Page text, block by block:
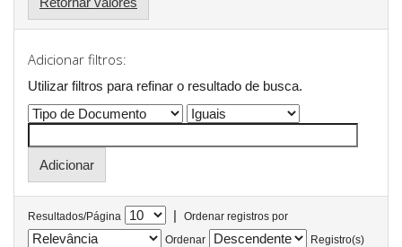
Adicionar filtros:
Utilizar filtros para refinar o resultado de busca.
Resultados/Página |
Ordenar registros por
Ordenar
Registro(s)